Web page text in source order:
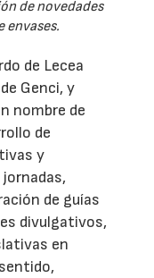
de novedades
envases.
de Lecea
Genci, y
nombre de
de
y
de guías
divulgativos,
en